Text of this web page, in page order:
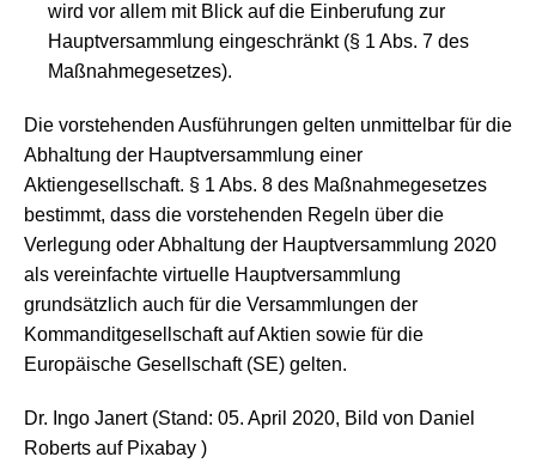
wird vor allem mit Blick auf die Einberufung zur
Hauptversammlung eingeschränkt (§ 1 Abs. 7 des
Maßnahmegesetzes).
Die vorstehenden Ausführungen gelten unmittelbar für die
Abhaltung der Hauptversammlung einer
Aktiengesellschaft. § 1 Abs. 8 des Maßnahmegesetzes
bestimmt, dass die vorstehenden Regeln über die
Verlegung oder Abhaltung der Hauptversammlung 2020
als vereinfachte virtuelle Hauptversammlung
grundsätzlich auch für die Versammlungen der
Kommanditgesellschaft auf Aktien sowie für die
Europäische Gesellschaft (SE) gelten.
Dr. Ingo Janert (Stand: 05. April 2020, Bild von Daniel
Roberts auf Pixabay )